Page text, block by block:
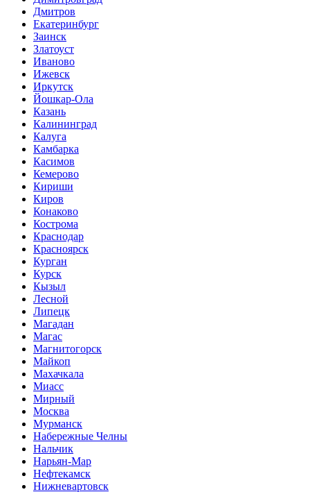
Дмитров
Екатеринбург
Заинск
Златоуст
Иваново
Ижевск
Иркутск
Йошкар-Ола
Казань
Калининград
Калуга
Камбарка
Касимов
Кемерово
Кириши
Киров
Конаково
Кострома
Краснодар
Красноярск
Курган
Курск
Кызыл
Лесной
Липецк
Магадан
Магас
Магнитогорск
Майкоп
Махачкала
Миасс
Мирный
Москва
Мурманск
Набережные Челны
Нальчик
Нарьян-Мар
Нефтекамск
Нижневартовск